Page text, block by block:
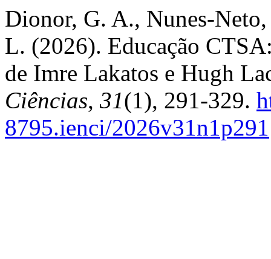
Dionor, G. A., Nunes-
L. (2026). Educação
de Imre Lakatos e Hugh
Ciências, 31(1), 291-329.
8795.ienci/2026v31n1p291